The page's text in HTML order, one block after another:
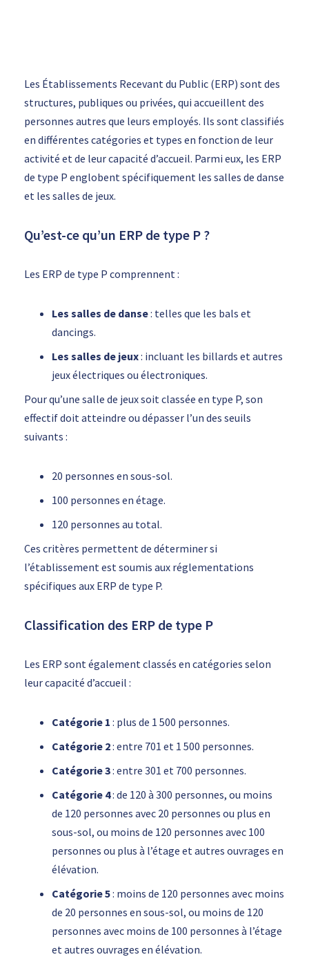
Les Établissements Recevant du Public (ERP) sont des
structures, publiques ou privées, qui accueillent des
personnes autres que leurs employés. Ils sont classifiés
en différentes catégories et types en fonction de leur
activité et de leur capacité d’accueil. Parmi eux, les ERP
de type P englobent spécifiquement les salles de danse
et les salles de jeux.
Qu’est-ce qu’un ERP de type P ?
Les ERP de type P comprennent :
Les salles de danse: telles que les bals et
dancings.
Les salles de jeux: incluant les billards et autres
jeux électriques ou électroniques.
Pour qu’une salle de jeux soit classée en type P, son
effectif doit atteindre ou dépasser l’un des seuils
suivants :
20 personnes en sous-sol.
100 personnes en étage.
120 personnes au total.
Ces critères permettent de déterminer si
l’établissement est soumis aux réglementations
spécifiques aux ERP de type P.
Classification des ERP de type P
Les ERP sont également classés en catégories selon
leur capacité d’accueil :
Catégorie 1 : plus de 1 500 personnes.
Catégorie 2: entre 701 et 1 500 personnes.
Catégorie3: entre 301 et 700 personnes.
Catégorie 4: de 120 à 300 personnes, ou moins
de 120 personnes avec 20 personnes ou plus en
sous-sol, ou moins de 120 personnes avec 100
personnes ou plus à l’étage et autres ouvrages en
élévation.
Catégorie 5: moins de 120 personnes avec moins
de 20 personnes en sous-sol, ou moins de 120
personnes avec moins de 100 personnes à l’étage
et autres ouvrages en élévation.